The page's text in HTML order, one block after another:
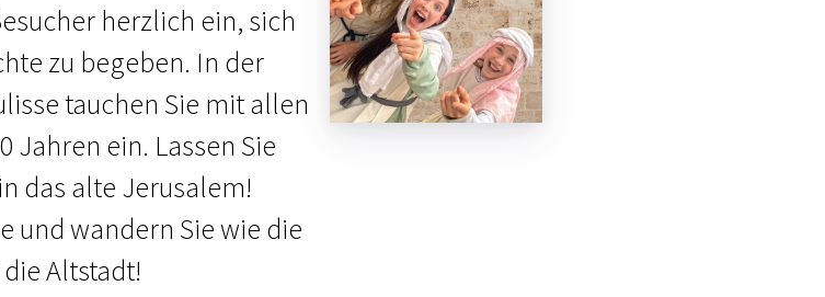
herzlich ein, sich
zu begeben. In der
tauchen Sie mit allen
Jahren ein. Lassen Sie
das alte Jerusalem!
und wandern Sie wie die
Altstadt!